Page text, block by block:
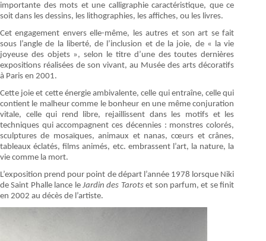
importante des mots et une calligraphie caractéristique, que ce
soit dans les dessins, les lithographies, les affiches, ou les livres.
Cet engagement envers elle-même, les autres et son art se fait
sous l’angle de la liberté, de l’inclusion et de la joie, de « la vie
joyeuse des objets », selon le titre d’une des toutes dernières
expositions réalisées de son vivant, au Musée des arts décoratifs
à Paris en 2001.
Cette joie et cette énergie ambivalente, celle qui entraîne, celle qui
contient le malheur comme le bonheur en une même conjuration
vitale, celle qui rend libre, rejaillissent dans les motifs et les
techniques qui accompagnent ces décennies : monstres colorés,
sculptures de mosaïques, animaux et nanas, cœurs et crânes,
tableaux éclatés, films animés, etc. embrassent l’art, la nature, la
vie comme la mort.
L’exposition prend pour point de départ l’année 1978 lorsque Niki
de Saint Phalle lance leJardin des Tarotset son parfum, et se finit
en 2002 au décès de l’artiste.